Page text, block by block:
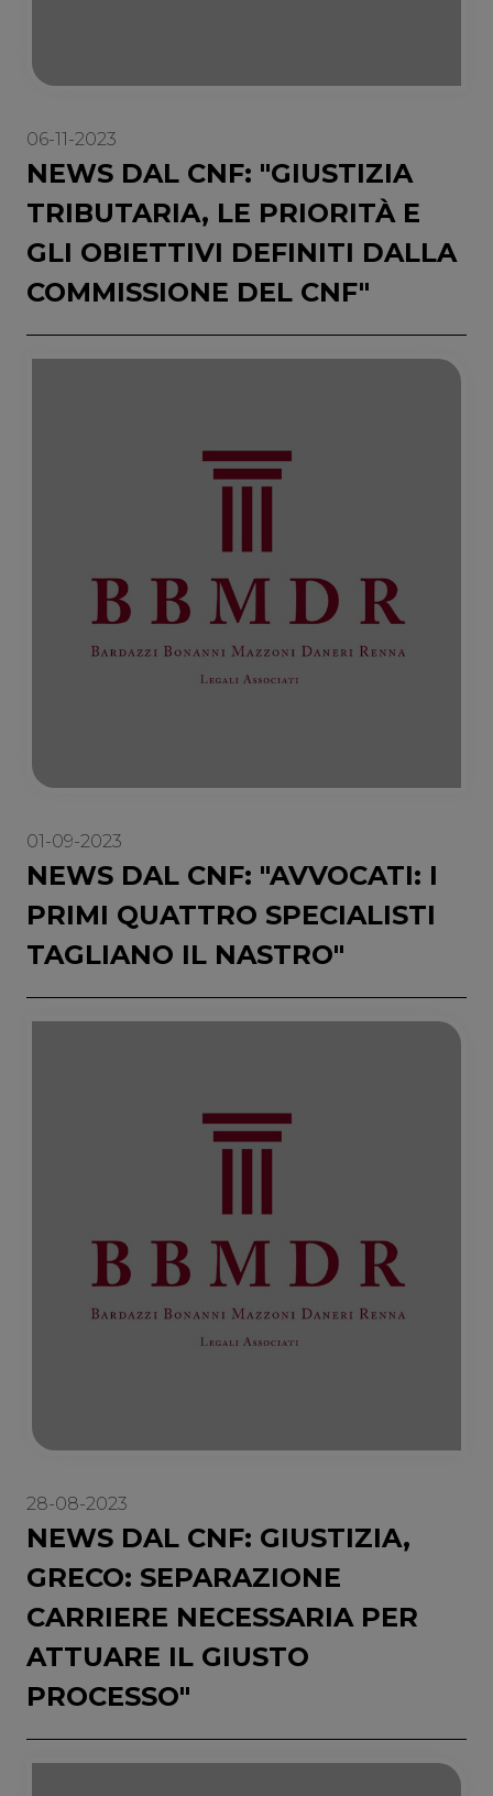
06-11-2023
NEWS DAL CNF: "GIUSTIZIA
TRIBUTARIA, LE PRIORITÀ E
GLI OBIETTIVI DEFINITI DALLA
COMMISSIONE DEL CNF"
01-09-2023
NEWS DAL CNF: "AVVOCATI: I
PRIMI QUATTRO SPECIALISTI
TAGLIANO IL NASTRO"
28-08-2023
NEWS DAL CNF: GIUSTIZIA,
GRECO: SEPARAZIONE
CARRIERE NECESSARIA PER
ATTUARE IL GIUSTO
PROCESSO"